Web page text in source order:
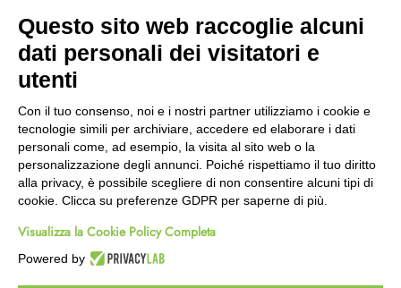
Wishlist
CEP GREEN
Fanano (MO)
059 8676485
349 9202419
388 8659473
info@cepgreen.com
Orario
Dal lunedì al venerdì
8:00 – 12:30 / 13:30 - 19:00
Questo sito web raccoglie alcuni
dati personali dei visitatori e
utenti
Con il tuo consenso, noi e i nostri partner utilizziamo i cookie e
tecnologie simili per archiviare, accedere ed elaborare i dati
personali come, ad esempio, la visita al sito web o la
personalizzazione degli annunci. Poiché rispettiamo il tuo diritto
alla privacy, è possibile scegliere di non consentire alcuni tipi di
cookie. Clicca su preferenze GDPR per saperne di più.
Visualizza la Cookie Policy Completa
Powered by